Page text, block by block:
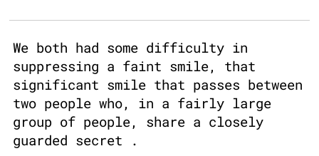
We both had some difficulty in
suppressing a faint smile, that
significant smile that passes between
two people who, in a fairly large
group of people, share a closely
guarded secret .